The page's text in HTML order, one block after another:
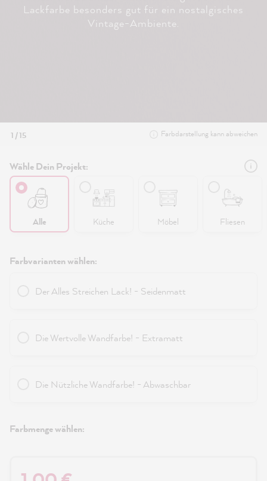
Lackfarbe besonders gut für ein nostalgisches
Vintage-Ambiente.
1 / 15 Farbdarstellung kann abweichen
Wähle Dein Projekt:
Alle Küche Möbel Fliesen
Farbvarianten wählen:
Der Alles Streichen Lack! - Seidenmatt
Die Wertvolle Wandfarbe! - Extramatt
Die Nützliche Wandfarbe! - Abwaschbar
Farbmenge wählen: